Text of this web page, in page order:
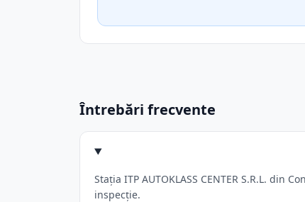
Întrebări frecvente
Stația ITP AUTOKLASS CENTER S.R.L.
inspecție.